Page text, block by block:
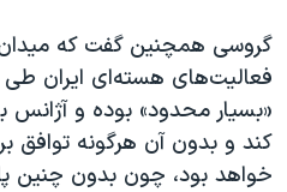
گروسی همچنین گفت که میدان
فعالیت‌های هسته‌ای ایران طی
«بسیار محدود» بوده و آژانس
کند و بدون آن هرگونه توافق
خواهد بود، چون بدون چنین